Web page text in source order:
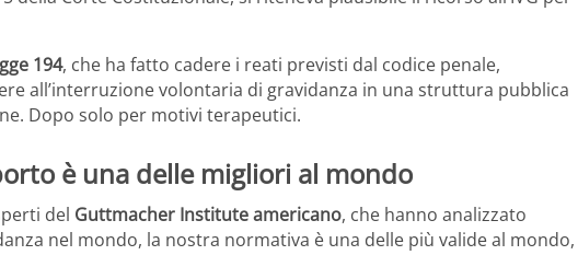
194, che ha fatto cadere i reati previsti dal codice penale,
all’interruzione volontaria di gravidanza in una struttura pubblica
Dopo solo per motivi terapeutici.
è una delle migliori al mondo
del Guttmacher Institute americano, che hanno analizzato
nel mondo, la nostra normativa è una delle più valide al mondo,